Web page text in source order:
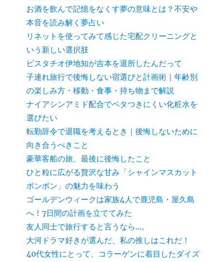
お酒を飲んで記憶をなくす夢の意味とは？不安や
本音を読み解く夢占い
リネットを使ってみて感じた宅配クリーニングと
いう新しい選択肢
ピスタチオ伊地知が吉本を退所したんだって
子連れ旅行で後悔しない宿選びと計画術｜年齢別
の楽しみ方・移動・食事・持ち物まで解説
ナイアシンアミド配合でベタつきにくい化粧水を
選びたい
転勤辞令で退職を考えるとき｜後悔しないために
向き合うべきこと
豪華客船の旅、最後に後悔したこと
ひと粒に広がる贅沢な甘み「シャインマスカット
ボンボン」の魅力を味わう
ゴールデンウィークは家族4人で鹿児島・屋久島
へ！7日間の計画を立ててみた
友人同士で旅行すると言うなら…。
大河ドラマ好きが選んだ、私の推しはこれだ！
40代女性にとって、コラーゲンに着目したダイズ